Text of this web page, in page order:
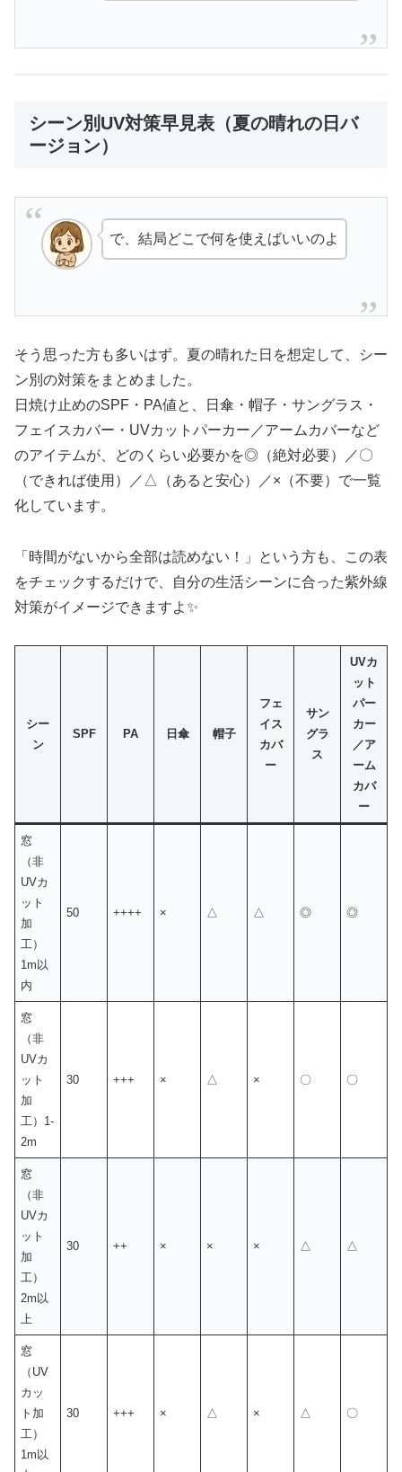
シーン別UV対策早見表（夏の晴れの日バ
ージョン）
で、結局どこで何を使えばいいのよ
そう思った方も多いはず。夏の晴れた日を想定して、シー
ン別の対策をまとめました。
日焼け止めのSPF・PA値と、日傘・帽子・サングラス・
フェイスカバー・UVカットパーカー／アームカバーなど
のアイテムが、どのくらい必要かを◎（絶対必要）／〇
（できれば使用）／△（あると安心）／×（不要）で一覧
化しています。
「時間がないから全部は読めない！」という方も、この表
をチェックするだけで、自分の生活シーンに合った紫外線
対策がイメージできますよ✨
シー
ン
SPF PA 日傘 帽子
フェ
イス
カバ
ー
サン
グラ
ス
UVカ
ット
パー
カー
／ア
ーム
カバ
ー
窓
（非
UVカ
ット
加
工）
1m以
内
50 ++++ × △ △ ◎ ◎
窓
（非
UVカ
ット
加
工）1-
2m
30 +++ × △ × 〇 〇
窓
（非
UVカ
ット
加
工）
2m以
上
30 ++ × × × △ △
窓
（UV
カッ
ト加
工）
1m以
30 +++ × △ × △ 〇